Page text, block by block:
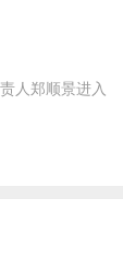
人郑顺景进入